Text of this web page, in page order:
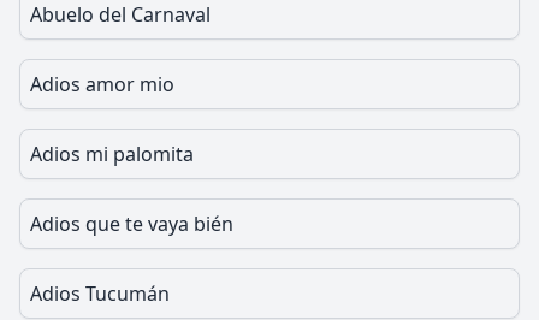
Abuelo del Carnaval
Adios amor mio
Adios mi palomita
Adios que te vaya bién
Adios Tucumán